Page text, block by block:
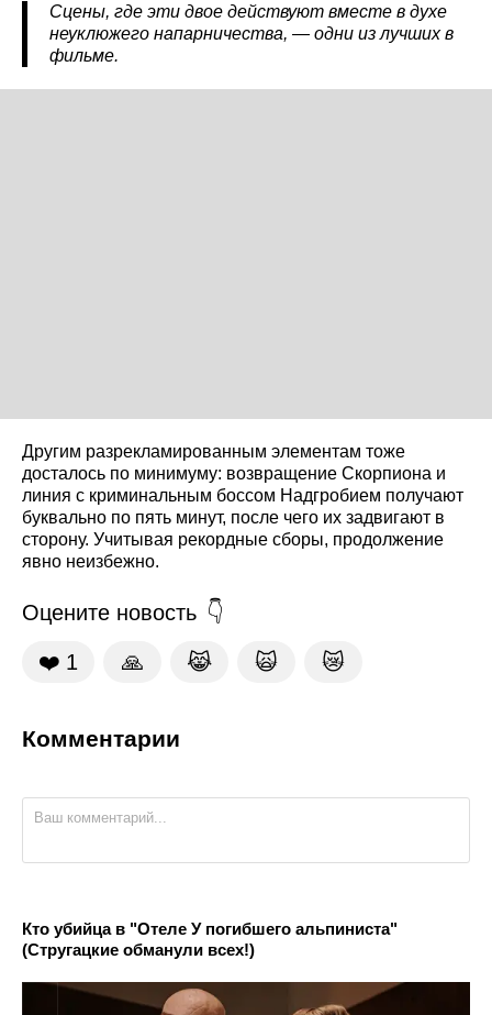
Сцены, где эти двое действуют вместе в духе
неуклюжего напарничества, — одни из лучших в
фильме.
Другим разрекламированным элементам тоже
досталось по минимуму: возвращение Скорпиона и
линия с криминальным боссом Надгробием получают
буквально по пять минут, после чего их задвигают в
сторону. Учитывая рекордные сборы, продолжение
явно неизбежно.
Оцените новость
❤️ 1 🙏 😹 🙀 😿
Комментарии
Кто убийца в "Отеле У погибшего альпиниста"
(Стругацкие обманули всех!)